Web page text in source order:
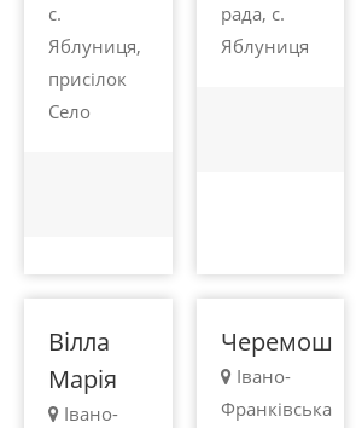
с.
Яблуниця,
присілок
Село
рада, с.
Яблуниця
Вілла
Марія
Івано-
Черемош
Івано-
Франківська